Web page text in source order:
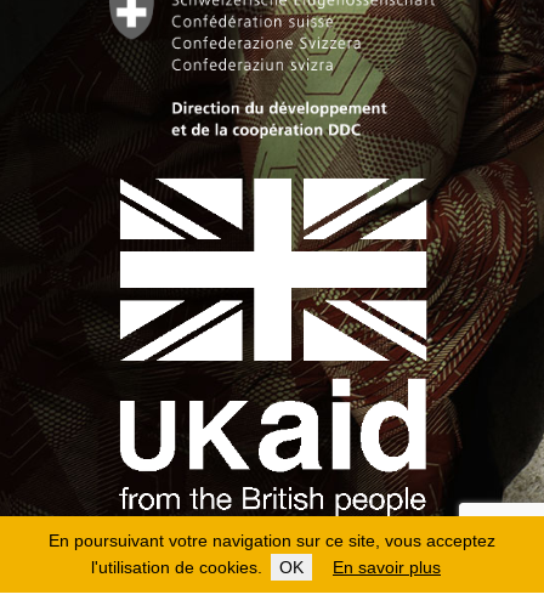
En poursuivant votre navigation sur ce site, vous acceptez
l'utilisation de cookies.
OK En savoir plus